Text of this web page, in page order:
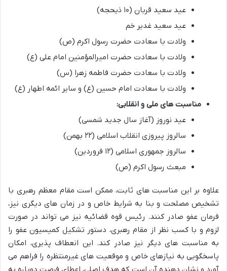
عید سعید قربان (۱۰ ذیحجه)
عید سعید غدیر خم
ولادت با سعادت حضرت رسول اکرم (ص)
ولادت با سعادت حضرت امیرالمؤمنین امام علی (ع)
ولادت با سعادت حضرت فاطمه زهرا (س)
ولادت با سعادت امام حسین (ع) و سایر ائمه اطهار (ع)
مناسبت های ملی و انقلابی:
عید نوروز (آغاز سال جدید شمسی)
سالروز پیروزی انقلاب اسلامی (۲۲ بهمن)
سالروز جمهوری اسلامی (۱۲ فروردین)
مبعث رسول اکرم (ص)
علاوه بر این مناسبت های ثابت، ممکن است مقام معظم رهبری با
تشخیص مصلحت و بنا به شرایط خاص و در زمان های دیگری نیز،
فرمان عفو صادر کنند. رئیس قوه قضائیه نیز می تواند در صورت
لزوم و با کسب نظر از مقام رهبری، دستور تشکیل کمیسیون عفو را
به مناسبت های دیگر نیز صادر کند. این انعطاف پذیری، امکان
پاسخگویی به نیازهای خاص و موقعیت های غیرمنتظره را فراهم می